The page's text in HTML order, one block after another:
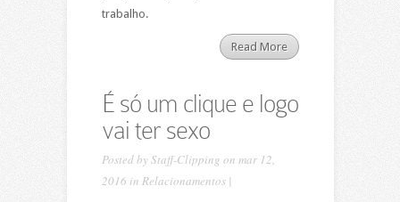
trabalho.
Read More
É só um clique e logo
vai ter sexo
Posted byStaff-Clipping on mar 12,
2016 in Relacionamentos|